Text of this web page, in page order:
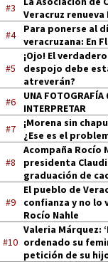
#3
Veracruz renueva
#4
Para ponerse al
veracruzana: En
#5
¡Ojo! El
despojo debe
atreverán?
#6
UNA FOTOGRAFÍA
INTERPRETAR
#7
¡Morena sin
¿Ese es el
#8
Acompaña Rocío
presidenta
graduación de
#9
El pueblo de
confianza y no lo
Rocío Nahle
#10
Valeria Márquez:
ordenado su
petición de su